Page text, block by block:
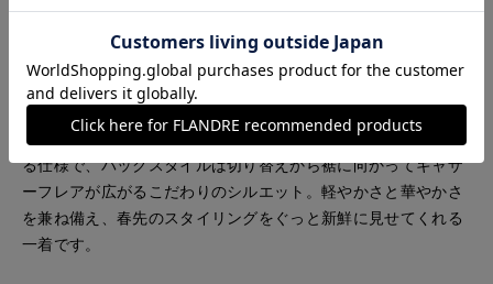
尾州産の強撚ポリエステルを使用し、薄さとほどよいハリにこ
だわって仕上げたオリジナル素材のショートパーカーブルゾ
ン。ギンガムチェックと上品なネイビーの配色に、オリジナル
デザインのフラワーモチーフレースをあしらい、軽さの中にフ
ェミニンなアクセントをプラスしました。袖は自分好みに絞れ
る仕様で、バックスタイルは切り替えから裾に向かってギャザ
ーフレアが広がるこだわりのシルエット。軽やかさと華やかさ
を兼ね備え、春先のスタイリングをぐっと新鮮に見せてくれる
一着です。